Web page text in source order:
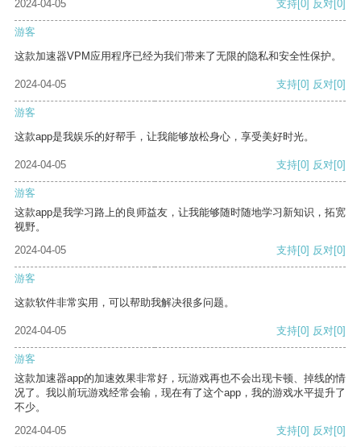
2024-04-05 支持 [0] 反对 [0]
游客
这款加速器VPM应用程序已经为我们带来了无限的隐私和安全性保护。
2024-04-05 支持[0] 反对[0]
游客
这款app是我娱乐的好帮手，让我能够放松身心，享受美好时光。
2024-04-05 支持[0] 反对[0]
游客
这款app是我学习路上的良师益友，让我能够随时随地学习新知识，拓宽
视野。
2024-04-05
支持[0] 反对[0]
游客
这款软件非常实用，可以帮助我解决很多问题。
2024-04-05 支持[0] 反对[0]
游客
这款加速器app的加速效果非常好，玩游戏再也不会出现卡顿、掉线的情
况了。我以前玩游戏经常会输，现在有了这个app，我的游戏水平提升了
不少。
2024-04-05
支持[0] 反对[0]